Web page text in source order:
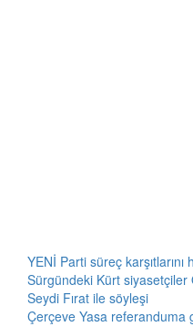
YENİ Parti süreç karşıtlarını
Sürgündeki Kürt siyasetçiler
Seydi Fırat ile söyleşi
Çerçeve Yasa referanduma